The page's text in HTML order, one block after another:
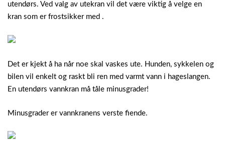
utendørs. Ved valg av utekran vil det være viktig å velge en
kran som er frostsikker med .
Det er kjekt å ha når noe skal vaskes ute. Hunden, sykkelen og
bilen vil enkelt og raskt bli ren med varmt vann i hageslangen.
En utendørs vannkran må tåle minusgrader!
Minusgrader er vannkranens verste fiende.